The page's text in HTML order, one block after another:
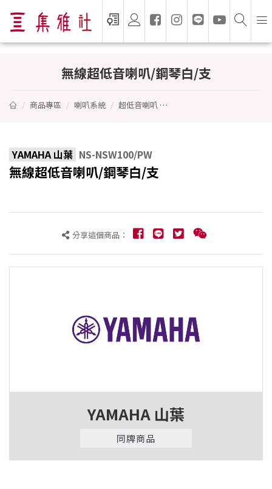
無線超低音喇叭/鋼琴白/支 - YAMAHA 山葉
無線超低音喇叭/鋼琴白/支
商品專區 喇叭系統 超低音喇叭
YAMAHA 山葉 NS-NSW100/PW
無線超低音喇叭/鋼琴白/支
分享這個商品：
YAMAHA 山葉
同牌商品